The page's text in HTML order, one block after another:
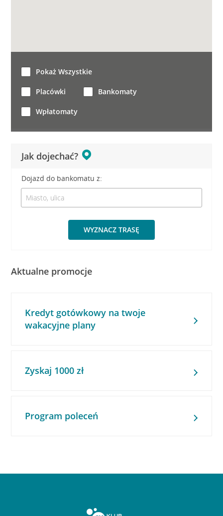
Jak dojechać?
Dojazd do bankomatu z:
WYZNACZ TRASĘ
Pokaż Wszystkie
Placówki Bankomaty
Wpłatomaty
Aktualne promocje
Kredyt gotówkowy na twoje
wakacyjne plany
Zyskaj 1000 zł
Program poleceń